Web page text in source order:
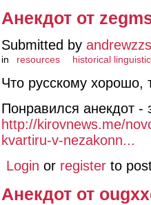
Анекдот от
Submitted by andrewzzs
in resources historical
Что русскому
Понравился анекдот -
http://kirovnews.me/
kvartiru-v-nezakonn...
Login or register to
Анекдот от